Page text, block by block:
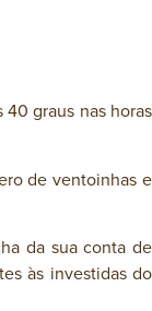
graus nas horas
de ventoinhas e
da sua conta de
às investidas do